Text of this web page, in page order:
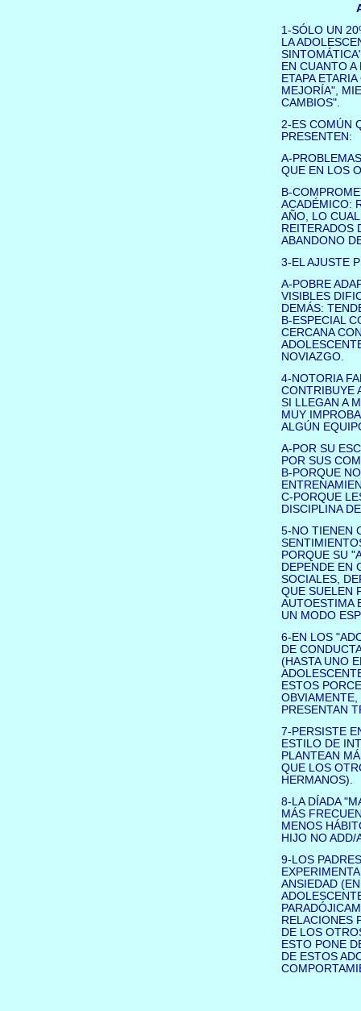
1-SÓLO UN
LA
EN CUANTO
ETAPA
MEJORÍA",
CAMBIOS".
2-ES COMÚN
PRESENTEN:
A-
QUE EN LOS
B-
ACADÉMICO:
AÑO, LO
REITERADOS
ABANDONO
3-EL AJUSTE
A-POBRE
VISIBLES
DEMÁS:
B-ESPECIAL
CERCANA
NOVIAZGO.
4-NOTORIA
CONTRIBUYE
SI LLEGAN A
MUY
ALGÚN
A-POR SU
POR SUS
B-PORQUE
C-PORQUE
DISCIPLINA
5-NO TIENEN
PORQUE SU
DEPENDE EN
SOCIALES,
QUE SUELEN
AUTOESTIMA
UN MODO
6-EN LOS
DE
(HASTA UNO
ESTOS
OBVIAMENTE,
PRESENTAN
7-PERSISTE
ESTILO DE
PLANTEAN
QUE LOS
HERMANOS).
8-LA DÍADA
MÁS
MENOS
HIJO NO ADD/
9-LOS
ANSIEDAD
RELACIONES
DE LOS
ESTO PONE
DE ESTOS